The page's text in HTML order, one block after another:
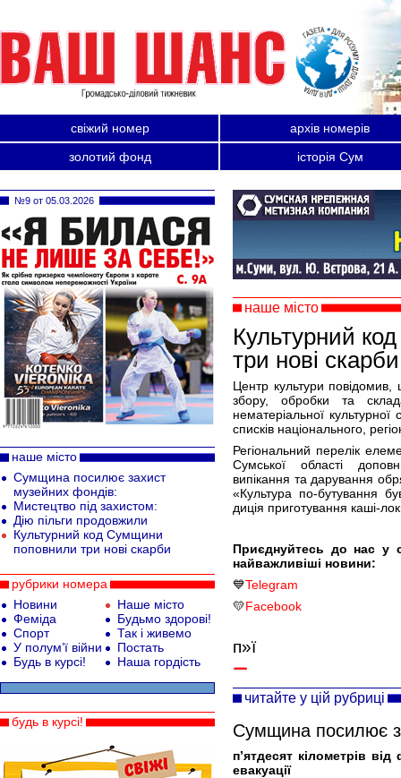
свіжий номер
архів номерів
золотий фонд
історія Сум
наше місто
Культурний
три нові скарби
Центр культури повідомив,
збору, обробки та
нематеріальної
списків національного,
Регіональний перелік
Сумської області
випікання та дарування
«Культура по-бутування
диція приготування каші-
Приєднуйтесь до нас у
найважливіші новини:
💙Telegram
💛Facebook
п»ї
читайте у цій рубриці
Сумщина посилює
п’ятдесят кілометрів
евакуації
№9 от 05.03.2026
наше місто
Сумщина посилює захист
музейних фондів:
Мистецтво під захистом:
Дію пільги продовжили
Культурний код Сумщини
поповнили три нові скарби
рубрики номера
Новини
Феміда
Спорт
У полум’ї війни
Будь в курсі!
Наше місто
Будьмо здорові!
Так і живемо
Постать
Наша гордість
будь в курсі!